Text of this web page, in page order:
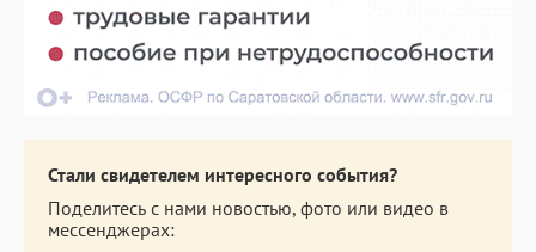
Стали свидетелем интересного события?
Поделитесь с нами новостью, фото или видео в
мессенджерах: